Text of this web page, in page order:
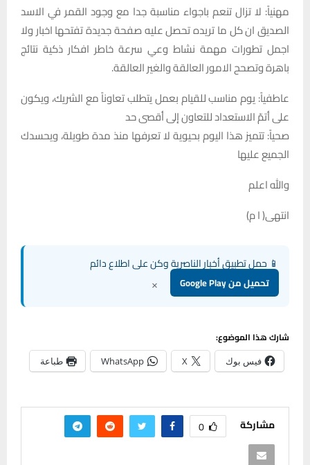
مهنياً: لا تزال تنعم باجواء مناسبة جدا مع وجود القمر في الاسد
الصديق ان كل ما تريده تحصل عليه صفحة جديدة تفتحها اخبار ولا
اجمل تطورات مهمة نشاط وعي سرعة خاطر افكار ذكية نتائج
باهرة وتصحح الامور العالقة والغير العالقة.
عاطفياً: يوم مناسب للقيام بعمل يتطلب تعاوناً مع الشريك، ويكون
على أتمّ الاستعداد للتعاون إلى أقصى حد
صحياً: تتميز هذا اليوم بحيوية لا تعرفها منذ مدة طويلة، ويحسدك
الجميع عليها
والله اعلم
انتهى( ا م)
📱 حمل تطبيق أخبار الناصرية وكن على اطلاع دائم
تحميل من Google Play ×
شارك هذا الموضوع:
فيس بوك X
WhatsApp طباعة
مشاركة 0